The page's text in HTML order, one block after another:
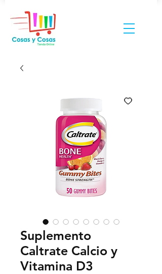
Suplemento
Caltrate Calcio y
Vitamina D3